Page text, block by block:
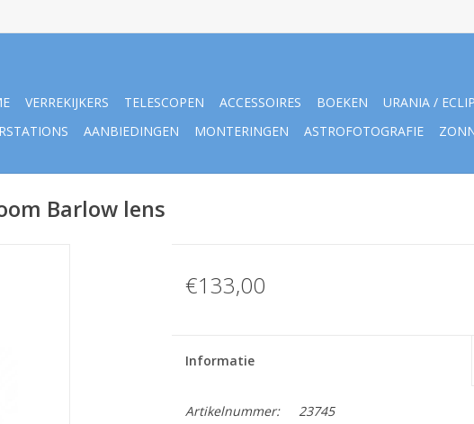
VERREKIJKERS TELESCOPEN ACCESSOIRES BOEKEN URANIA /
AANBIEDINGEN MONTERINGEN ASTROFOTOGRAFIE
Barlow lens
€133,00
Informatie
Artikelnummer:
23745